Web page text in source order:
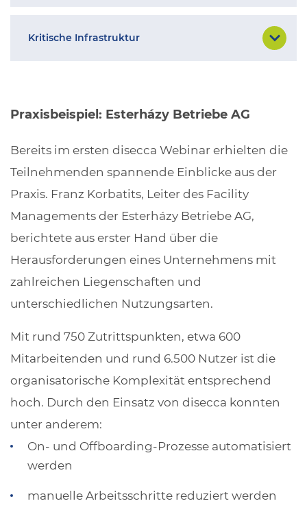
Kritische Infrastruktur
Praxisbeispiel: Esterházy Betriebe AG
Bereits im ersten disecca Webinar erhielten die
Teilnehmenden spannende Einblicke aus der
Praxis. Franz Korbatits, Leiter des Facility
Managements der Esterházy Betriebe AG,
berichtete aus erster Hand über die
Herausforderungen eines Unternehmens mit
zahlreichen Liegenschaften und
unterschiedlichen Nutzungsarten.
Mit rund 750 Zutrittspunkten, etwa 600
Mitarbeitenden und rund 6.500 Nutzer ist die
organisatorische Komplexität entsprechend
hoch. Durch den Einsatz von disecca konnten
unter anderem:
On- und Offboarding-Prozesse automatisiert
werden
manuelle Arbeitsschritte reduziert werden